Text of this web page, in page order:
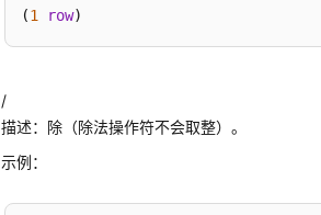
(1 row
/
描述：除（除法操作符不会取整）。
示例：